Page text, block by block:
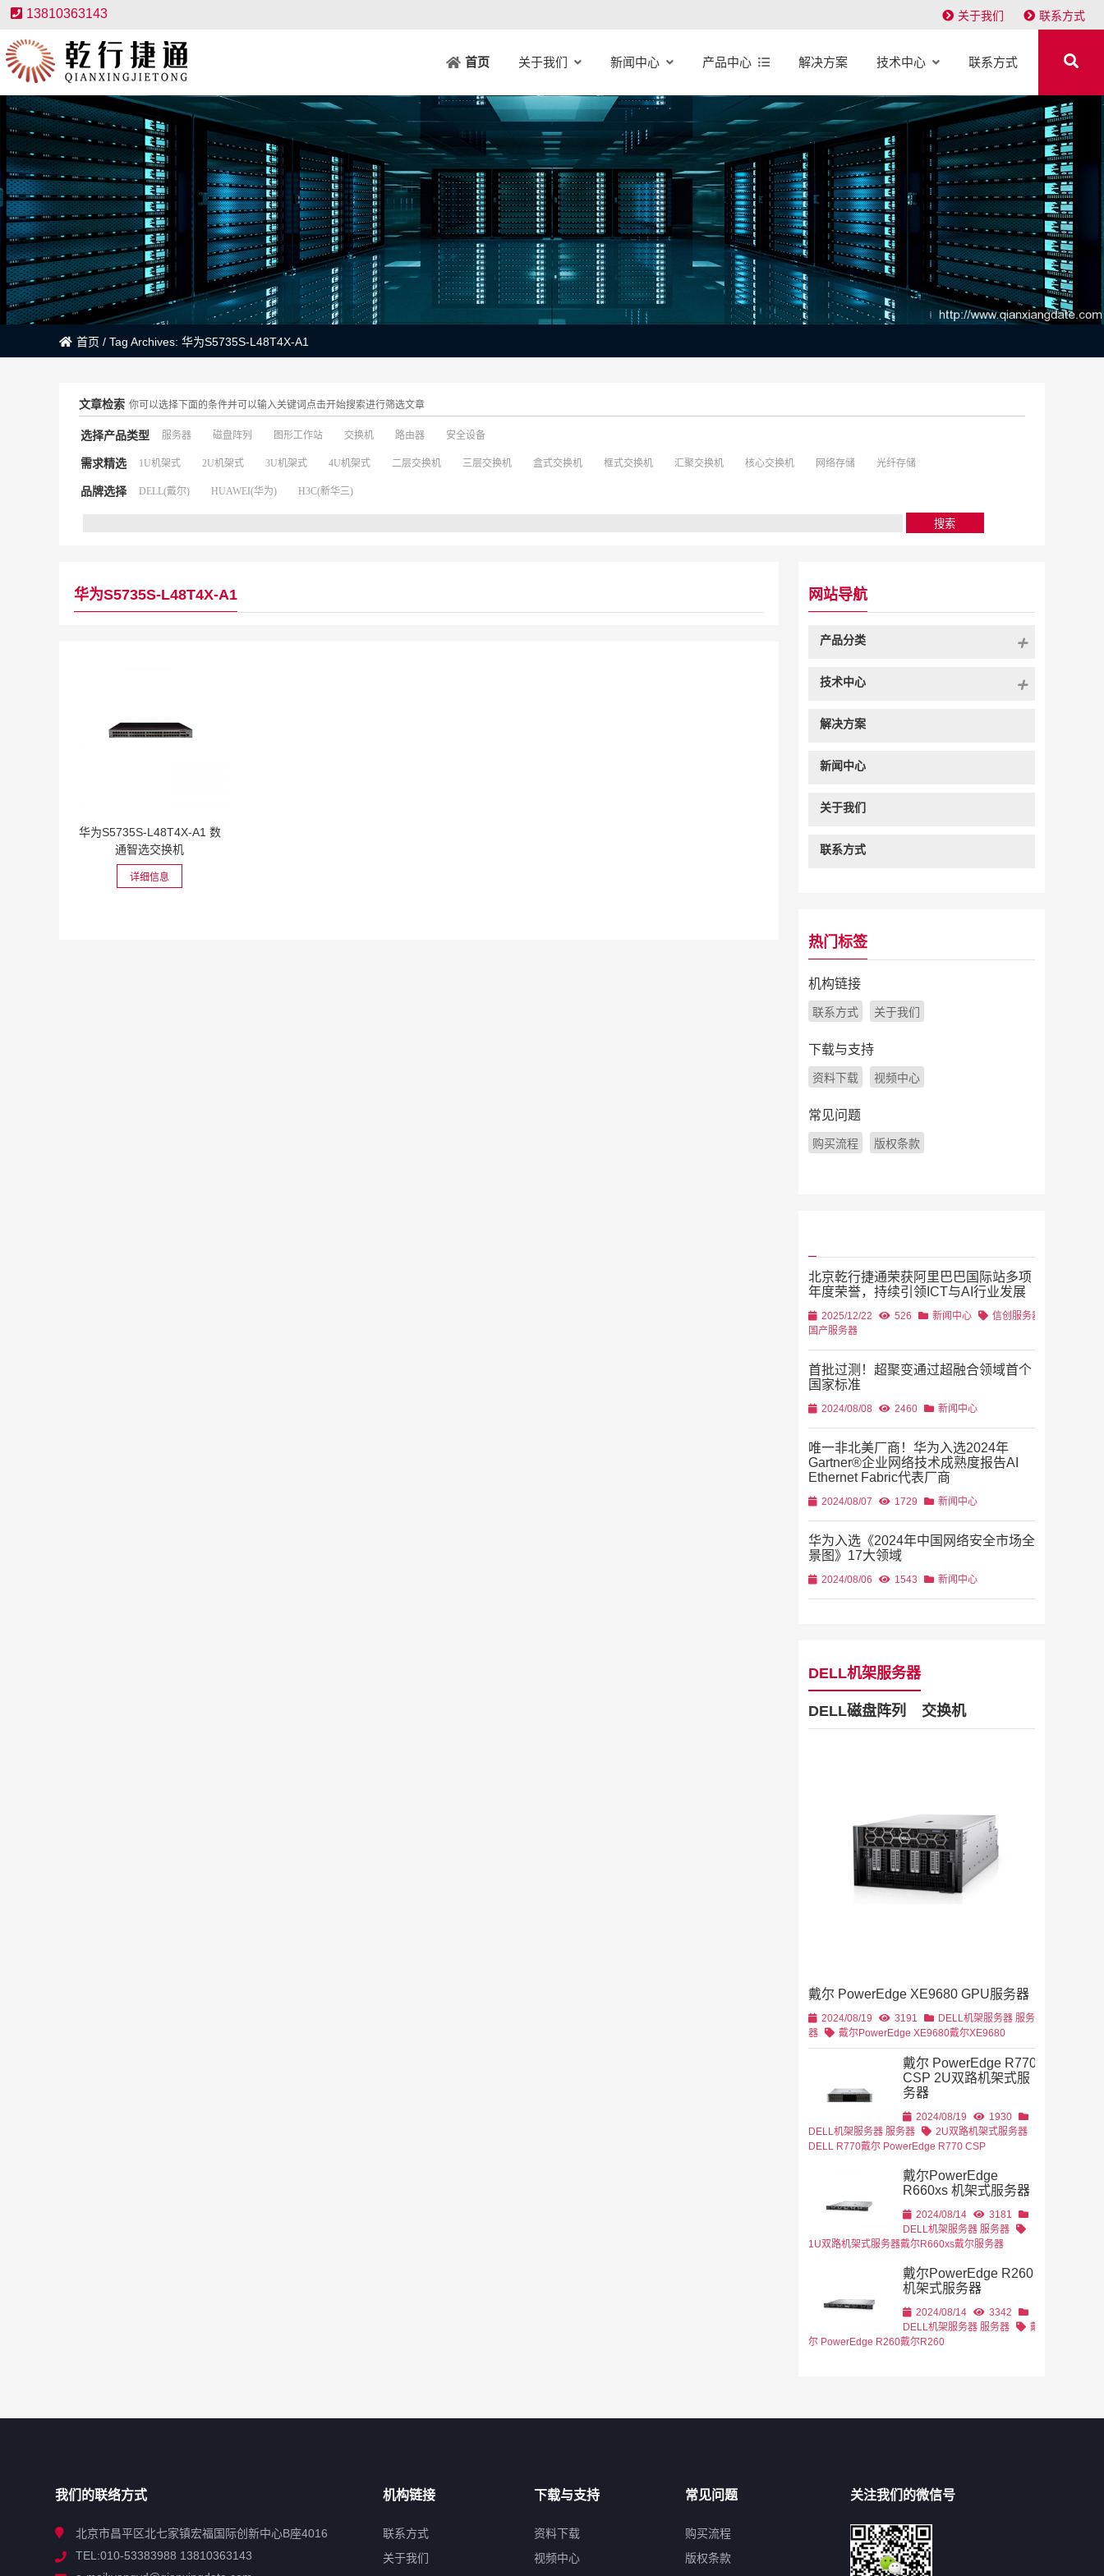
13810363143 关于我们 联系方式
首页 关于我们 新闻中心 产品中心 解决方案 技术中心 联系方式
首页 / Tag Archives: 华为S5735S-L48T4X-A1
文章检索 你可以选择下面的条件并可以输入关键词点击开始搜索进行筛选文章
选择产品类型 服务器 磁盘阵列 图形工作站 交换机 路由器 安全设备
需求精选 1U机架式 2U机架式 3U机架式 4U机架式 二层交换机 三层交换机 盒式交换机 框式交换机 汇聚交换机 核心交换机 网络存储 光纤存储
品牌选择 DELL(戴尔) HUAWEI(华为) H3C(新华三)
华为S5735S-L48T4X-A1
华为S5735S-L48T4X-A1 数
通智选交换机
详细信息
网站导航
产品分类
技术中心
解决方案
新闻中心
关于我们
联系方式
热门标签
机构链接
联系方式 关于我们
下载与支持
资料下载 视频中心
常见问题
购买流程 版权条款
北京乾行捷通荣获阿里巴巴国际站多项
年度荣誉，持续引领ICT与AI行业发展
2025/12/22 526 新闻中心
信创服务器
国产服务器
首批过测！超聚变通过超融合领域首个
国家标准
2024/08/08 2460 新闻中心
唯一非北美厂商！华为入选2024年
Gartner®企业网络技术成熟度报告AI
Ethernet Fabric代表厂商
2024/08/07 1729 新闻中心
华为入选《2024年中国网络安全市场全
景图》17大领域
2024/08/06 1543 新闻中心
DELL机架服务器
DELL磁盘阵列 交换机
戴尔 PowerEdge XE9680 GPU服务器
2024/08/19 3191 DELL机架服务器 服务
器
戴尔PowerEdge XE9680戴尔XE9680
戴尔 PowerEdge R770
CSP 2U双路机架式服
务器
2024/08/19
1930
DELL机架服务器 服务器
2U双路机架式服务器
DELL R770戴尔 PowerEdge R770 CSP
戴尔PowerEdge
R660xs 机架式服务器
2024/08/14
3181
DELL机架服务器 服务器
1U双路机架式服务器戴尔R660xs戴尔服务器
戴尔PowerEdge R260
机架式服务器
2024/08/14
3342
DELL机架服务器 服务器
戴
尔 PowerEdge R260戴尔R260
我们的联络方式
北京市昌平区北七家镇宏福国际创新中心B座4016
TEL:010-53383988 13810363143
机构链接
联系方式
关于我们
下载与支持
资料下载
视频中心
常见问题
购买流程
版权条款
关注我们的微信号